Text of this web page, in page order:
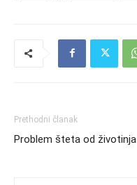
Prethodni članak
Problem šteta od životinja